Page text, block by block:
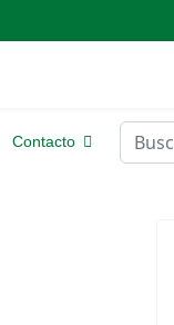
Contacto Buscar